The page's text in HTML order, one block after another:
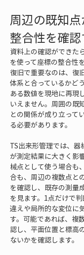
周辺の既知
整合性を確認
資料上の確認ができた
を使って座標の整合性
復旧で重要なのは、復
体系と合っているかど
ある数値を現地に再現
いえません。周囲の既
との関係が成り立って
る必要があります。
TS出来形管理では、
が測定結果に大きく影
械点として使う場合も
合も、周辺の複数点と
を確認し、既存の測量
を見ます。1点だけで
違えや局所的な変位に
す。可能であれば、複
認し、平面位置と標高
ないかを確認します。